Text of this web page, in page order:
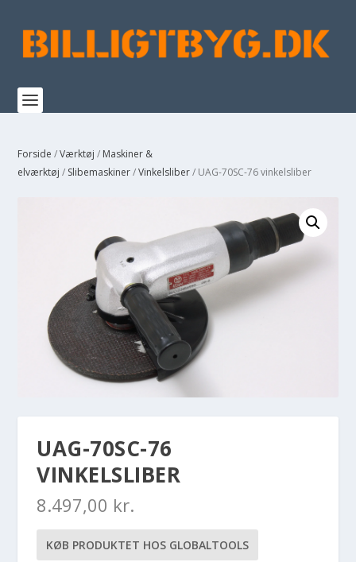
Forside /Værktøj / Maskiner &
elværktøj / Slibemaskiner/Vinkelsliber/ UAG-70SC-76 vinkelsliber
UAG-70SC-76
VINKELSLIBER
8.497,00 kr.
KØB PRODUKTET HOS GLOBALTOOLS